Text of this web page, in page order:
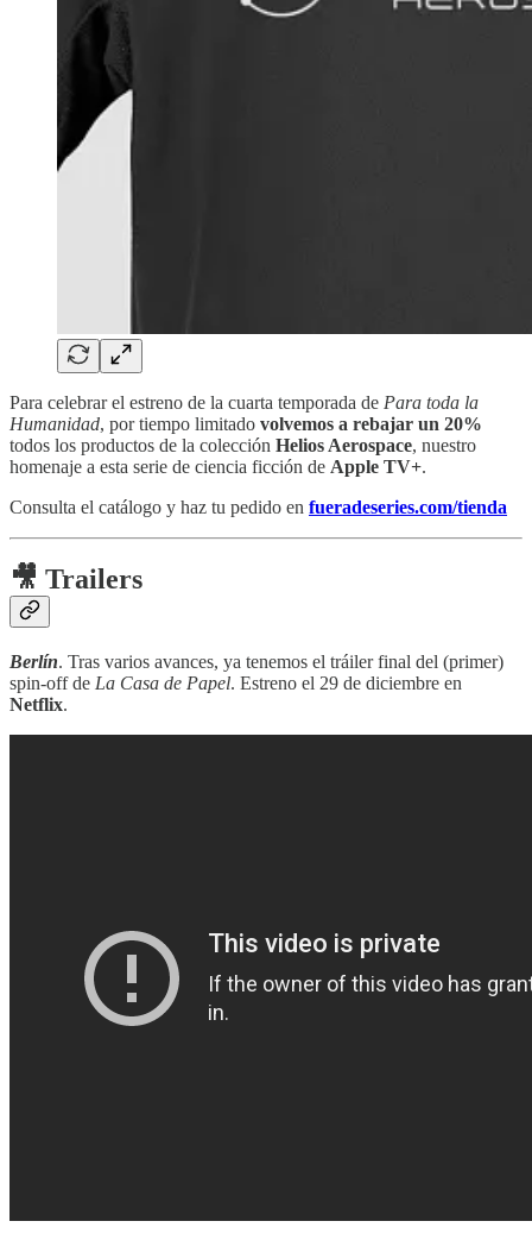
Para celebrar el estreno de la cuarta temporada de Para toda la
Humanidad, por tiempo limitado volvemos a rebajar un 20%
todos los productos de la colección Helios Aerospace, nuestro
homenaje a esta serie de ciencia ficción de Apple TV+.
Consulta el catálogo y haz tu pedido en fueradeseries.com/tienda
🎥 Trailers
Berlín. Tras varios avances, ya tenemos el tráiler final del (primer)
spin-off de La Casa de Papel. Estreno el 29 de diciembre en
Netflix.